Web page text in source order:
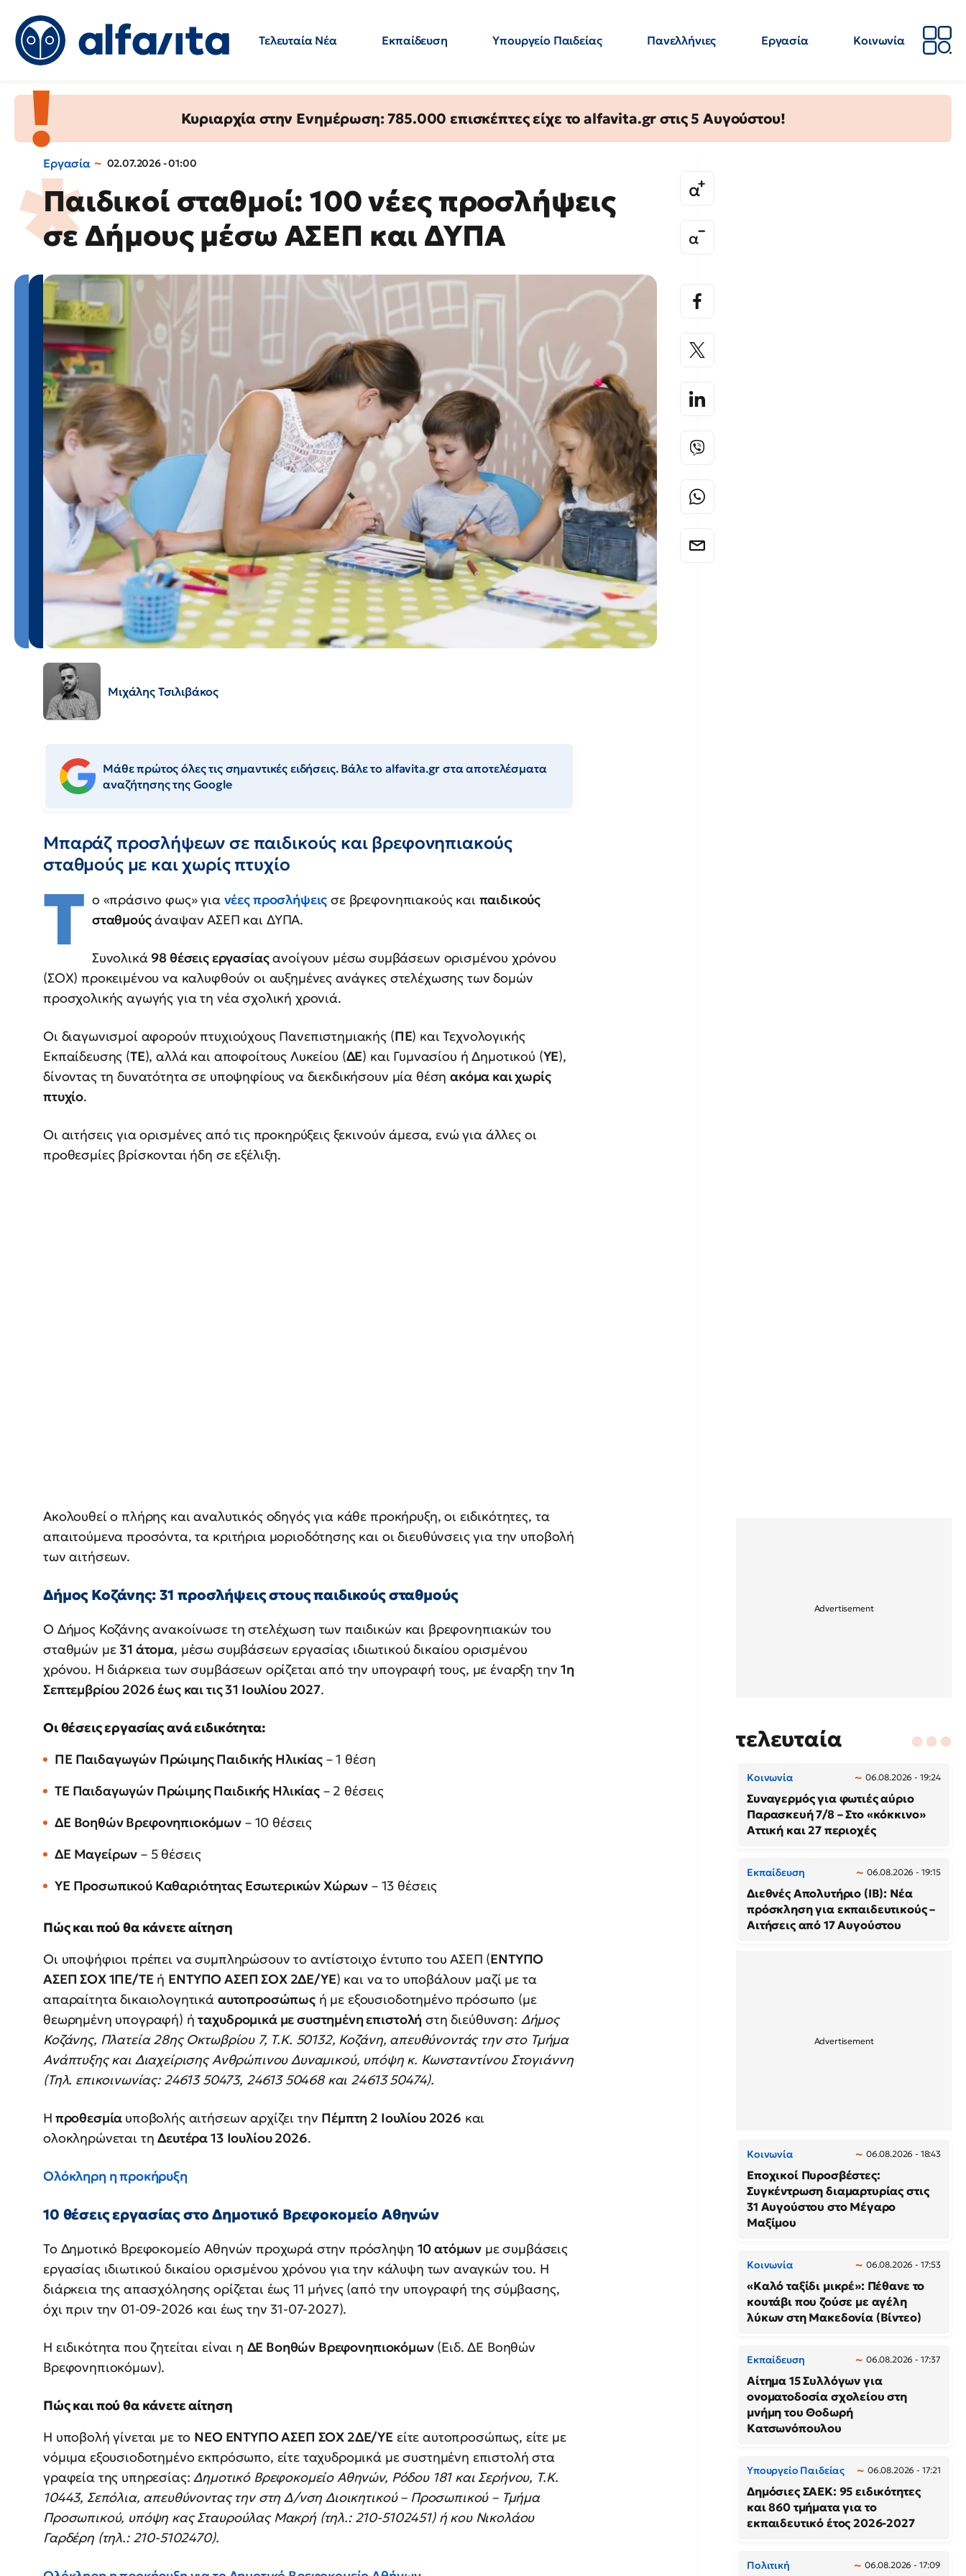
Τελευταία Νέα Εκπαίδευση Υπουργείο Παιδείας Πανελλήνιες Εργασία
Κοινωνία
Κυριαρχία στην Ενημέρωση: 785.000 επισκέπτες είχε το alfavita.gr στις 5 Αυγούστου!
Εργασία 02.07.2026 - 01:00
Παιδικοί σταθμοί: 100 νέες προσλήψεις
σε Δήμους μέσω ΑΣΕΠ και ΔΥΠΑ
Μιχάλης Τσιλιβάκος
Μάθε πρώτος όλες τις σημαντικές ειδήσεις. Βάλε το alfavita.gr στα αποτελέσματα
αναζήτησης της Google
Μπαράζ προσλήψεων σε παιδικούς και βρεφονηπιακούς
σταθμούς με και χωρίς πτυχίο
Τ ο «πράσινο φως» για νέες προσλήψεις σε βρεφονηπιακούς και παιδικούς
σταθμούςάναψαν ΑΣΕΠ και ΔΥΠΑ.
Συνολικά 98 θέσεις εργασίαςανοίγουν μέσω συμβάσεων ορισμένου χρόνου
(ΣΟΧ) προκειμένου να καλυφθούν οι αυξημένες ανάγκες στελέχωσης των δομών
προσχολικής αγωγής για τη νέα σχολική χρονιά.
Οι διαγωνισμοί αφορούν πτυχιούχους Πανεπιστημιακής (ΠΕ) και Τεχνολογικής
Εκπαίδευσης (ΤΕ), αλλά και αποφοίτους Λυκείου (ΔΕ) και Γυμνασίου ή Δημοτικού (ΥΕ),
δίνοντας τη δυνατότητα σε υποψηφίους να διεκδικήσουν μία θέσηακόμα και χωρίς
πτυχίο.
Οι αιτήσεις για ορισμένες από τις προκηρύξεις ξεκινούν άμεσα, ενώ για άλλες οι
προθεσμίες βρίσκονται ήδη σε εξέλιξη.
Ακολουθεί ο πλήρης και αναλυτικός οδηγός για κάθε προκήρυξη, οι ειδικότητες, τα
απαιτούμενα προσόντα, τα κριτήρια μοριοδότησης και οι διευθύνσεις για την υποβολή
των αιτήσεων.
Δήμος Κοζάνης: 31 προσλήψεις στους παιδικούς σταθμούς
Ο Δήμος Κοζάνης ανακοίνωσε τη στελέχωση των παιδικών και βρεφονηπιακών του
σταθμών με31 άτομα, μέσω συμβάσεων εργασίας ιδιωτικού δικαίου ορισμένου
χρόνου. Η διάρκεια των συμβάσεων ορίζεται από την υπογραφή τους, με έναρξη την1η
Σεπτεμβρίου 2026 έως και τις 31 Ιουλίου 2027.
Οι θέσεις εργασίας ανά ειδικότητα:
ΠΕ Παιδαγωγών Πρώιμης Παιδικής Ηλικίας– 1 θέση
ΤΕ Παιδαγωγών Πρώιμης Παιδικής Ηλικίας– 2 θέσεις
ΔΕ Βοηθών Βρεφονηπιοκόμων – 10 θέσεις
ΔΕ Μαγείρων – 5 θέσεις
ΥΕ Προσωπικού Καθαριότητας Εσωτερικών Χώρων – 13 θέσεις
Πώς και πού θα κάνετε αίτηση
Οι υποψήφιοι πρέπει να συμπληρώσουν το αντίστοιχο έντυπο του ΑΣΕΠ (ΕΝΤΥΠΟ
ΑΣΕΠ ΣΟΧ 1ΠΕ/ΤΕ ή ΕΝΤΥΠΟ ΑΣΕΠ ΣΟΧ 2ΔΕ/ΥΕ) και να το υποβάλουν μαζί με τα
απαραίτητα δικαιολογητικά αυτοπροσώπωςή με εξουσιοδοτημένο πρόσωπο (με
θεωρημένη υπογραφή) ήταχυδρομικά με συστημένη επιστολή στη διεύθυνση: Δήμος
Κοζάνης, Πλατεία 28ης Οκτωβρίου 7, Τ.Κ. 50132, Κοζάνη, απευθύνοντάς την στο Τμήμα
Ανάπτυξης και Διαχείρισης Ανθρώπινου Δυναμικού, υπόψη κ. Κωνσταντίνου Στογιάννη
(Τηλ. επικοινωνίας: 24613 50473, 24613 50468 και 24613 50474).
Η προθεσμία υποβολής αιτήσεων αρχίζει την Πέμπτη 2 Ιουλίου 2026 και
ολοκληρώνεται τηΔευτέρα 13 Ιουλίου 2026.
Ολόκληρη η προκήρυξη
10 θέσεις εργασίας στο Δημοτικό Βρεφοκομείο Αθηνών
Το Δημοτικό Βρεφοκομείο Αθηνών προχωρά στην πρόσληψη 10 ατόμων με συμβάσεις
εργασίας ιδιωτικού δικαίου ορισμένου χρόνου για την κάλυψη των αναγκών του. Η
διάρκεια της απασχόλησης ορίζεται έως 11 μήνες (από την υπογραφή της σύμβασης,
όχι πριν την 01-09-2026 και έως την 31-07-2027).
Η ειδικότητα που ζητείται είναι η ΔΕ Βοηθών Βρεφονηπιοκόμων(Ειδ. ΔΕ Βοηθών
Βρεφονηπιοκόμων).
Πώς και πού θα κάνετε αίτηση
Η υποβολή γίνεται με το ΝΕΟ ΕΝΤΥΠΟ ΑΣΕΠ ΣΟΧ 2ΔΕ/ΥΕ είτε αυτοπροσώπως, είτε με
νόμιμα εξουσιοδοτημένο εκπρόσωπο, είτε ταχυδρομικά με συστημένη επιστολή στα
γραφεία της υπηρεσίας:Δημοτικό Βρεφοκομείο Αθηνών, Ρόδου 181 και Σερήνου, Τ.Κ.
10443, Σεπόλια, απευθύνοντας την στη Δ/νση Διοικητικού – Προσωπικού – Τμήμα
Προσωπικού, υπόψη κας Σταυρούλας Μακρή (τηλ.: 210-5102451) ή κου Νικολάου
Γαρδέρη (τηλ.: 210-5102470).
τελευταία
Κοινωνία 06.08.2026 - 19:24
Συναγερμός για φωτιές αύριο
Παρασκευή 7/8 – Στο «κόκκινο»
Αττική και 27 περιοχές
Εκπαίδευση 06.08.2026 - 19:15
Διεθνές Απολυτήριο (IB): Νέα
πρόσκληση για εκπαιδευτικούς –
Αιτήσεις από 17 Αυγούστου
Κοινωνία 06.08.2026 - 18:43
Εποχικοί Πυροσβέστες:
Συγκέντρωση διαμαρτυρίας στις
31 Αυγούστου στο Μέγαρο
Μαξίμου
Κοινωνία 06.08.2026 - 17:53
«Καλό ταξίδι μικρέ»: Πέθανε το
κουτάβι που ζούσε με αγέλη
λύκων στη Μακεδονία (Βίντεο)
Εκπαίδευση 06.08.2026 - 17:37
Αίτημα 15 Συλλόγων για
ονοματοδοσία σχολείου στη
μνήμη του Θοδωρή
Κατσωνόπουλου
Υπουργείο Παιδείας 06.08.2026 - 17:21
Δημόσιες ΣΑΕΚ: 95 ειδικότητες
και 860 τμήματα για το
εκπαιδευτικό έτος 2026-2027
Πολιτική 06.08.2026 - 17:09